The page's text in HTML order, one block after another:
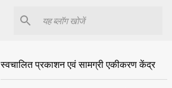
स्वचालित प्रकाशन एवं सामग्री एकीकरण केंद्र